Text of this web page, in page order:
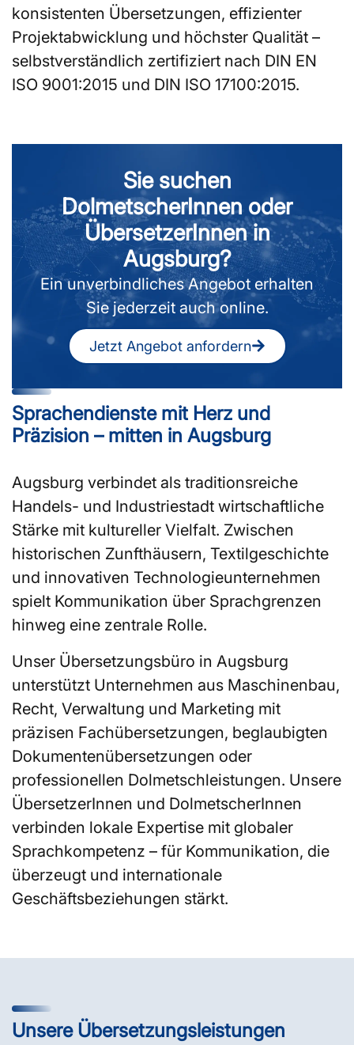
konsistenten Übersetzungen, effizienter
Projektabwicklung und höchster Qualität –
selbstverständlich zertifiziert nach DIN EN
ISO 9001:2015 und DIN ISO 17100:2015.
Sie suchen
DolmetscherInnen oder
ÜbersetzerInnen in
Augsburg?
Ein unverbindliches Angebot erhalten
Sie jederzeit auch online.
Jetzt Angebot anfordern
Sprachendienste mit Herz und
Präzision – mitten in Augsburg
Augsburg verbindet als traditionsreiche
Handels- und Industriestadt wirtschaftliche
Stärke mit kultureller Vielfalt. Zwischen
historischen Zunfthäusern, Textilgeschichte
und innovativen Technologieunternehmen
spielt Kommunikation über Sprachgrenzen
hinweg eine zentrale Rolle.
Unser Übersetzungsbüro in Augsburg
unterstützt Unternehmen aus Maschinenbau,
Recht, Verwaltung und Marketing mit
präzisen Fachübersetzungen, beglaubigten
Dokumentenübersetzungen oder
professionellen Dolmetschleistungen. Unsere
ÜbersetzerInnen und DolmetscherInnen
verbinden lokale Expertise mit globaler
Sprachkompetenz – für Kommunikation, die
überzeugt und internationale
Geschäftsbeziehungen stärkt.
Unsere Übersetzungsleistungen